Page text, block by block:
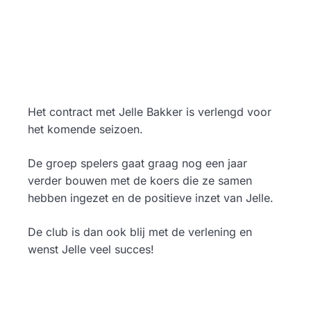
Het contract met Jelle Bakker is verlengd voor
het komende seizoen.
De groep spelers gaat graag nog een jaar
verder bouwen met de koers die ze samen
hebben ingezet en de positieve inzet van Jelle.
De club is dan ook blij met de verlening en
wenst Jelle veel succes!